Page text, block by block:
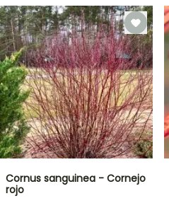
Cornus sanguinea - Cornejo
rojo